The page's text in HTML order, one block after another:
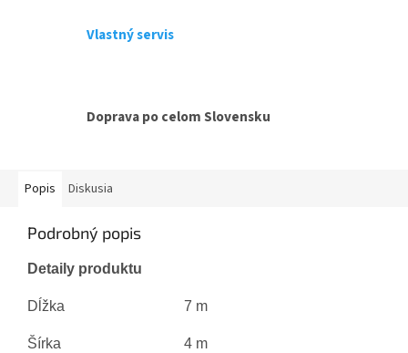
Vlastný servis
Doprava po celom Slovensku
Popis Diskusia
Podrobný popis
Detaily produktu
Dĺžka 7 m
Šírka 4 m